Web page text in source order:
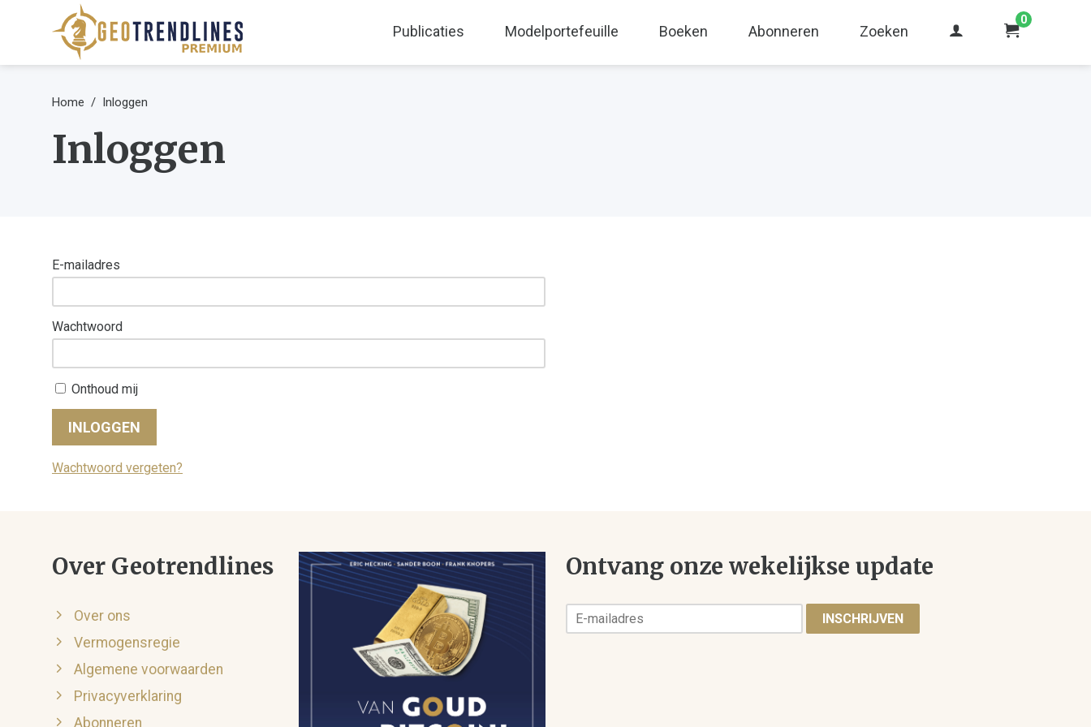
Publicaties Modelportefeuille Boeken Abonneren Zoeken
0
Home Inloggen
Inloggen
E-mailadres
Wachtwoord
Onthoud mij
INLOGGEN
Wachtwoord vergeten?
Over Geotrendlines
Over ons
Vermogensregie
Algemene voorwaarden
Privacyverklaring
Abonneren
Ontvang onze wekelijkse update
INSCHRIJVEN